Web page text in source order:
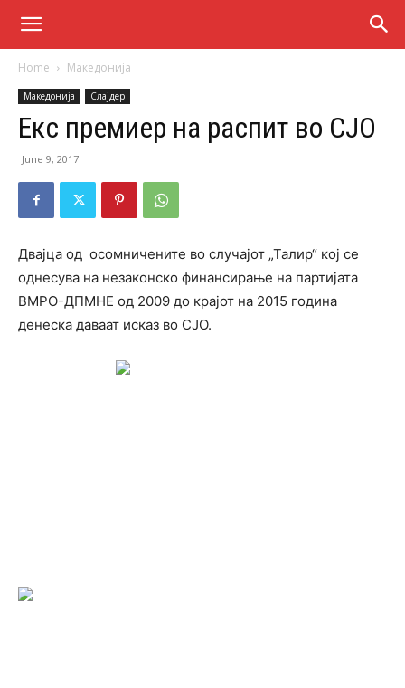
Home Македонија
Македонија Слајдер
Екс премиер на распит во СЈО
June 9, 2017
Двајца од осомничените во случајот „Талир“ кој се
однесува на незаконско финансирање на партијата
ВМРО-ДПМНЕ од 2009 до крајот на 2015 година
денеска даваат исказ во СЈО.